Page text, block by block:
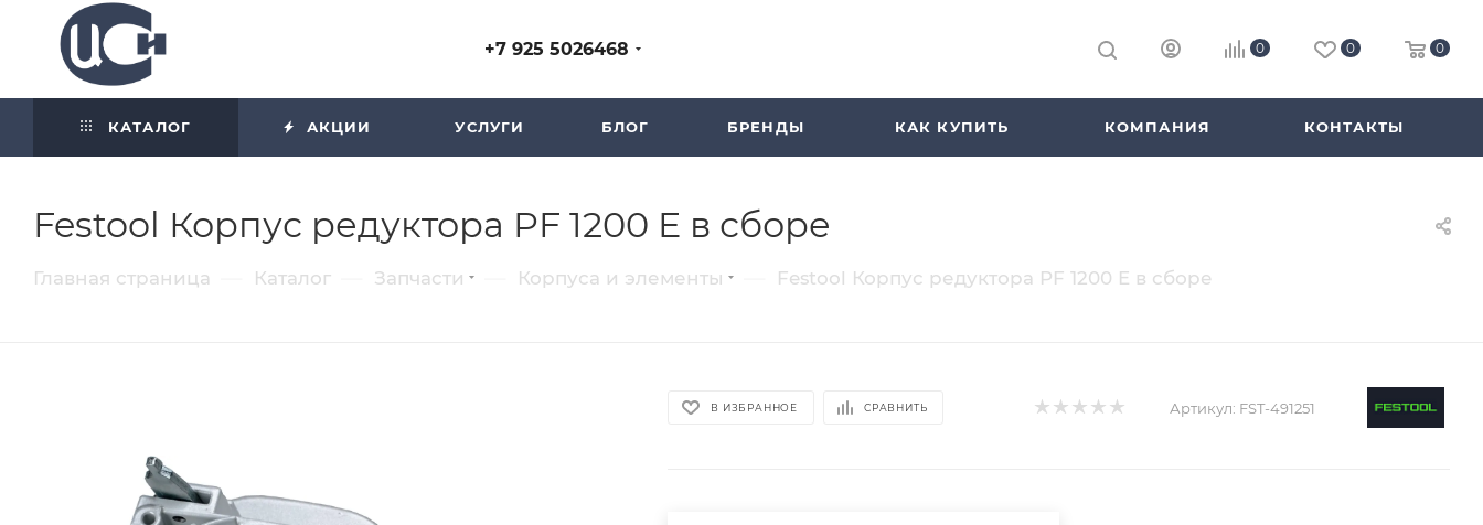
+7 925 5026468 0 0 0
КАТАЛОГ АКЦИИ УСЛУГИ БЛОГ БРЕНДЫ КАК КУПИТЬ КОМПАНИЯ КОНТАКТЫ
Festool Корпус редуктора PF 1200 E в сборе
Главная страница Каталог Запчасти Корпуса и элементы Festool Корпус редуктора PF 1200 E в сборе
В ИЗБРАННОЕ СРАВНИТЬ Артикул: FST-491251